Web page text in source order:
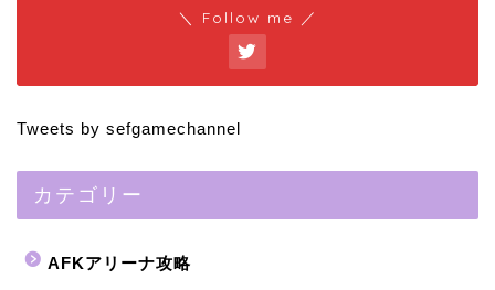
＼ Follow me ／
Tweets by sefgamechannel
カテゴリー
AFKアリーナ攻略